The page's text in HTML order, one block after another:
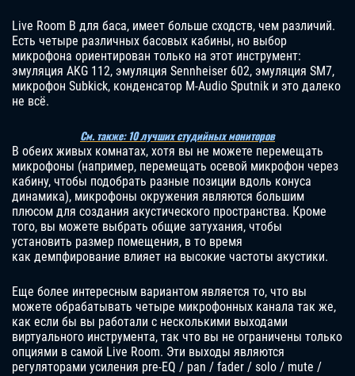
Live Room B для баса, имеет больше сходств, чем различий.
Есть четыре различных басовых кабины, но выбор
микрофона ориентирован только на этот инструмент:
эмуляция AKG 112, эмуляция Sennheiser 602, эмуляция SM7,
микрофон Subkick, конденсатор M-Audio Sputnik и это далеко
не всё.
См. также: 10 лучших студийных мониторов
В обеих живых комнатах, хотя вы не можете перемещать
микрофоны (например, перемещать осевой микрофон через
кабину, чтобы подобрать разные позиции вдоль конуса
динамика), микрофоны окружения являются большим
плюсом для создания акустического пространства. Кроме
того, вы можете выбрать общие затухания, чтобы
установить размер помещения, в то время
как демпфирование влияет на высокие частоты акустики.
Еще более интересным вариантом является то, что вы
можете обрабатывать четыре микрофонных канала так же,
как если бы вы работали с несколькими выходами
виртуального инструмента, так что вы не ограничены только
опциями в самой Live Room. Эти выходы являются
регуляторами усиления pre-EQ / pan / fader / solo / mute /